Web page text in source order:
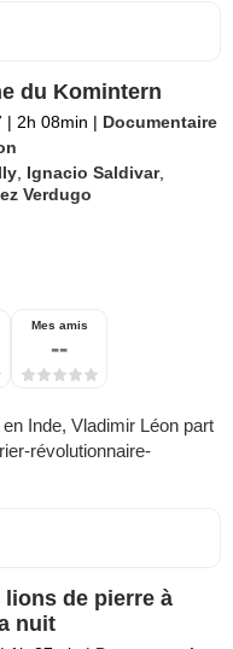
du Komintern
| 2h 08min | Documentaire
Ignacio Saldivar,
Verdugo
Mes amis
--
Inde, Vladimir Léon part
révolutionnaire-
lions de pierre à
nuit